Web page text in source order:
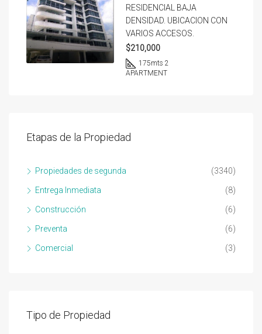
RESIDENCIAL BAJA
DENSIDAD. UBICACION CON
VARIOS ACCESOS.
$210,000
175mts 2
APARTMENT
Etapas de la Propiedad
Propiedades de segunda (3340)
Entrega Inmediata (8)
Construcción (6)
Preventa (6)
Comercial (3)
Tipo de Propiedad